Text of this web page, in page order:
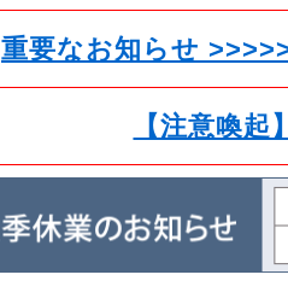
重要なお知らせ
【注意喚